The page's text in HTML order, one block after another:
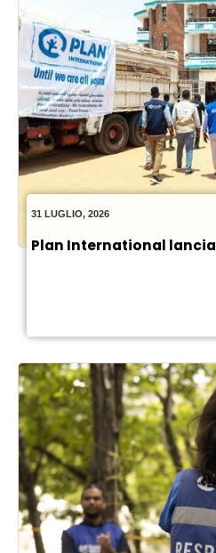
31 LUGLIO, 2026
Plan International lancia